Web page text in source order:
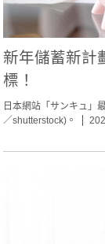
新年儲蓄新計
標！
日本網站「サンキュ」
／shutterstock)。